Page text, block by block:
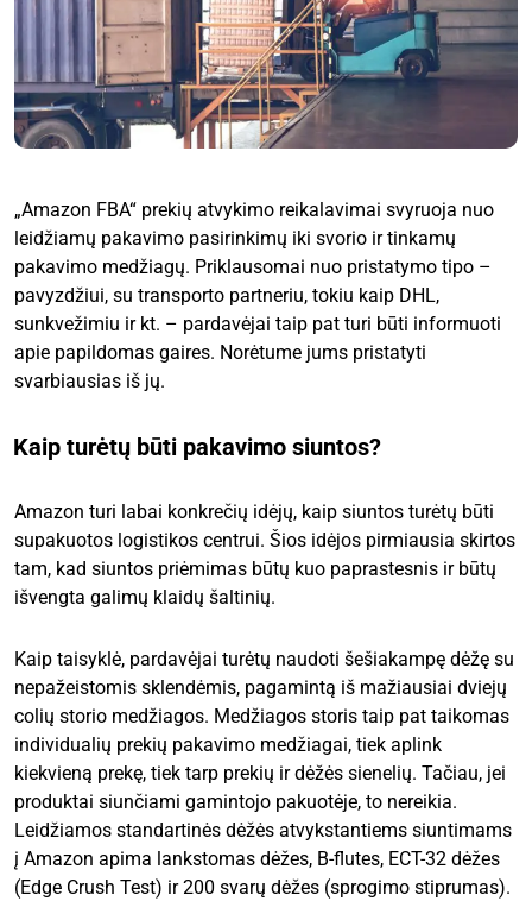
„Amazon FBA“ prekių atvykimo reikalavimai svyruoja nuo
leidžiamų pakavimo pasirinkimų iki svorio ir tinkamų
pakavimo medžiagų. Priklausomai nuo pristatymo tipo –
pavyzdžiui, su transporto partneriu, tokiu kaip DHL,
sunkvežimiu ir kt. – pardavėjai taip pat turi būti informuoti
apie papildomas gaires. Norėtume jums pristatyti
svarbiausias iš jų.
Kaip turėtų būti pakavimo siuntos?
Amazon turi labai konkrečių idėjų, kaip siuntos turėtų būti
supakuotos logistikos centrui. Šios idėjos pirmiausia skirtos
tam, kad siuntos priėmimas būtų kuo paprastesnis ir būtų
išvengta galimų klaidų šaltinių.
Kaip taisyklė, pardavėjai turėtų naudoti šešiakampę dėžę su
nepažeistomis sklendėmis, pagamintą iš mažiausiai dviejų
colių storio medžiagos. Medžiagos storis taip pat taikomas
individualių prekių pakavimo medžiagai, tiek aplink
kiekvieną prekę, tiek tarp prekių ir dėžės sienelių. Tačiau, jei
produktai siunčiami gamintojo pakuotėje, to nereikia.
Leidžiamos standartinės dėžės atvykstantiems siuntimams
į Amazon apima lankstomas dėžes, B-flutes, ECT-32 dėžes
(Edge Crush Test) ir 200 svarų dėžes (sprogimo stiprumas).